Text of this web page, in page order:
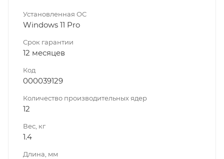
Установленная ОС
Windows 11 Pro
Срок гарантии
12 месяцев
Код
000039129
Количество производительных ядер
12
Вес, кг
1.4
Длина, мм